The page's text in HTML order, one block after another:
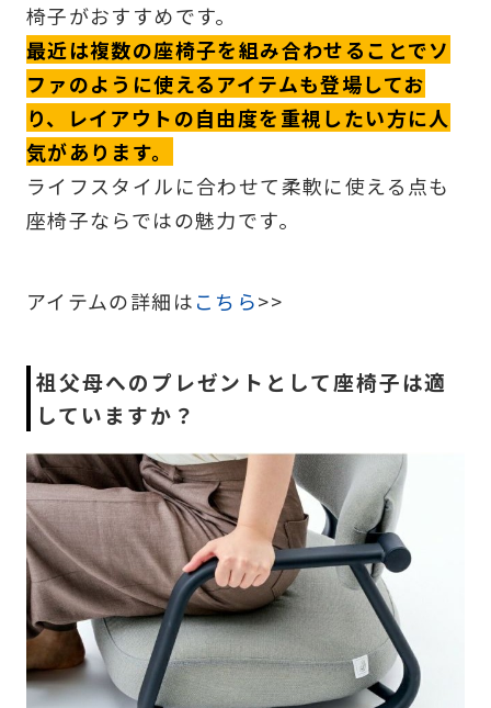
椅子がおすすめです。
最近は複数の座椅子を組み合わせることでソ
ファのように使えるアイテムも登場してお
り、レイアウトの自由度を重視したい方に人
気があります。
ライフスタイルに合わせて柔軟に使える点も
座椅子ならではの魅力です。
アイテムの詳細はこちら>>
祖父母へのプレゼントとして座椅子は適
していますか？